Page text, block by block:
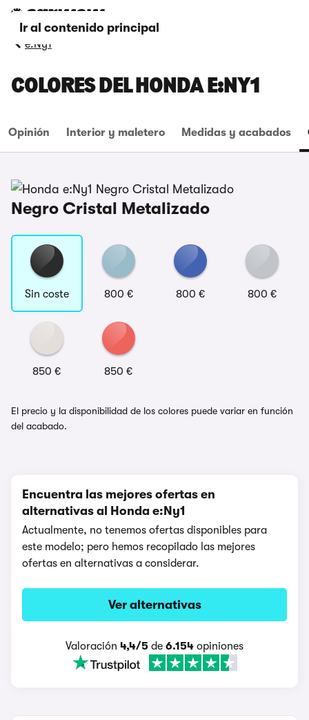
Ir al contenido principal
e:Ny1
COLORES DEL HONDA E:NY1
Opinión Interior y maletero Medidas y acabados
Negro Cristal Metalizado
Sin coste 800 € 800 € 800 €
850 € 850 €
El precio y la disponibilidad de los colores puede variar en función
del acabado.
Encuentra las mejores ofertas en
alternativas al Honda e:Ny1
Actualmente, no tenemos ofertas disponibles para
este modelo; pero hemos recopilado las mejores
ofertas en alternativas a considerar.
Ver alternativas
Valoración 4,4/5 de 6.154 opiniones